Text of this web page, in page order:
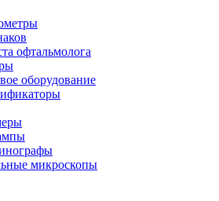
офтальмолога
оборудование
микроскопы